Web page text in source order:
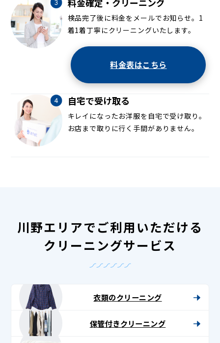
検品完了後に料金をメールでお知らせ。1
着1着丁寧にクリーニングいたします。
料金表はこちら
自宅で受け取る
キレイになったお洋服を自宅で受け取り。
お店まで取りに行く手間がありません。
川野エリアでご利用いただける
クリーニングサービス
衣類のクリーニング
保管付きクリーニング